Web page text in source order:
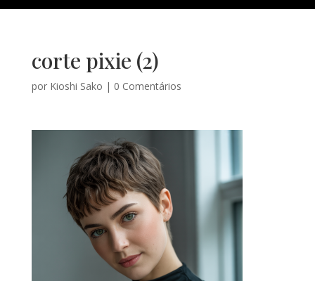
corte pixie (2)
por Kioshi Sako | 0 Comentários